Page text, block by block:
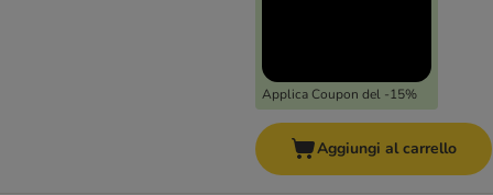
Applica Coupon del -15%
Aggiungi al carrello